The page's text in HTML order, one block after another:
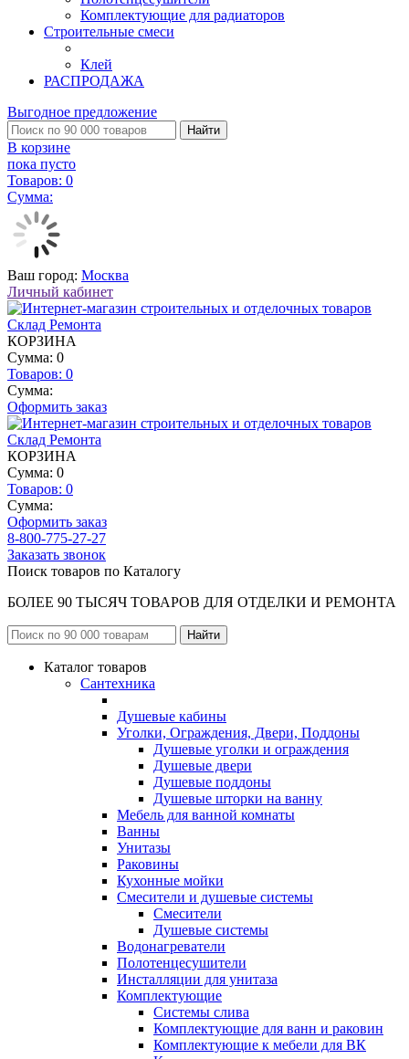
Комплектующие для радиаторов
Строительные смеси
Клей
РАСПРОДАЖА
Выгодное предложение
Найти
В корзине
пока пусто
Товаров: 0
Сумма:
Ваш город: Москва
Личный кабинет
КОРЗИНА
Сумма: 0
Товаров: 0
Сумма:
Оформить заказ
КОРЗИНА
Сумма: 0
Товаров: 0
Сумма:
Оформить заказ
8-800-775-27-27
Заказать звонок
Поиск товаров по Каталогу
БОЛЕЕ 90 ТЫСЯЧ ТОВАРОВ ДЛЯ ОТДЕЛКИ И РЕМОНТА
Каталог товаров
Сантехника
Душевые кабины
Уголки, Ограждения, Двери, Поддоны
Душевые уголки и ограждения
Душевые двери
Душевые поддоны
Душевые шторки на ванну
Мебель для ванной комнаты
Ванны
Унитазы
Раковины
Кухонные мойки
Смесители и душевые системы
Смесители
Душевые системы
Водонагреватели
Полотенцесушители
Инсталляции для унитаза
Комплектующие
Системы слива
Комплектующие для ванн и раковин
Комплектующие к мебели для ВК